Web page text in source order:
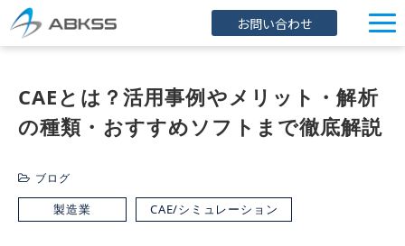
お問い合わせ
製品/FAQ
サービス
イベント・セミナー
CAEとは？活用事例やメリット・解析
の種類・おすすめソフトまで徹底解説
ブログ
製造業 CAE/シミュレーション